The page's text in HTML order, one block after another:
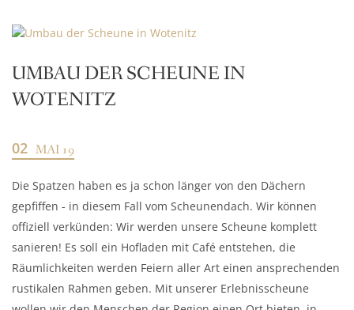
UMBAU DER SCHEUNE IN
WOTENITZ
02 MAI 19
Die Spatzen haben es ja schon länger von den Dächern
gepfiffen - in diesem Fall vom Scheunendach. Wir können
offiziell verkünden: Wir werden unsere Scheune komplett
sanieren! Es soll ein Hofladen mit Café entstehen, die
Räumlichkeiten werden Feiern aller Art einen ansprechenden
rustikalen Rahmen geben. Mit unserer Erlebnisscheune